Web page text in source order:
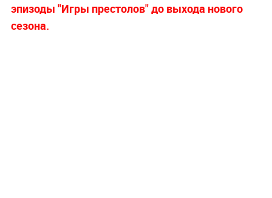
эпизоды "Игры престолов" до выхода нового
сезона.